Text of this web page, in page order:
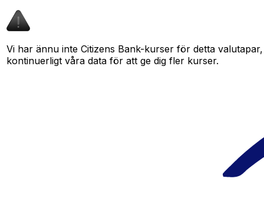
Vi har ännu inte Citizens Bank-kurser för detta
kontinuerligt våra data för att ge dig fler kurser.